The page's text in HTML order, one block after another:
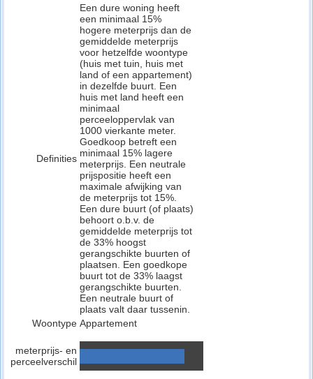
Definities
Een dure woning heeft
een minimaal 15%
hogere meterprijs dan de
gemiddelde meterprijs
voor hetzelfde woontype
(huis met tuin, huis met
land of een appartement)
in dezelfde buurt. Een
huis met land heeft een
minimaal
perceeloppervlak van
1000 vierkante meter.
Goedkoop betreft een
minimaal 15% lagere
meterprijs. Een neutrale
prijspositie heeft een
maximale afwijking van
de meterprijs tot 15%.
Een dure buurt (of plaats)
behoort o.b.v. de
gemiddelde meterprijs tot
de 33% hoogst
gerangschikte buurten of
plaatsen. Een goedkope
buurt tot de 33% laagst
gerangschikte buurten.
Een neutrale buurt of
plaats valt daar tussenin.
Woontype Appartement
meterprijs- en
perceelverschil